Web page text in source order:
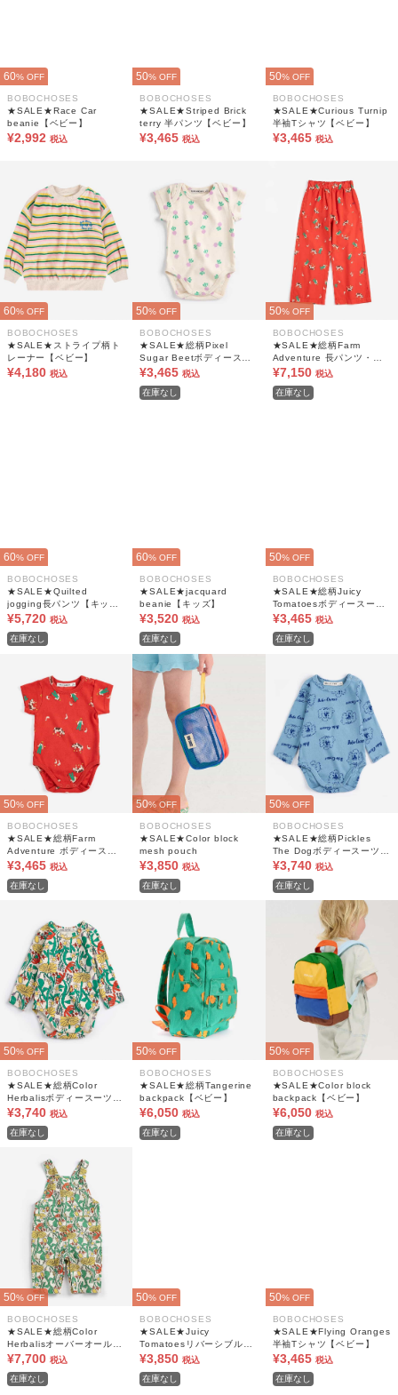
60% OFF
BOBOCHOSES
★SALE★Race Car
beanie【ベビー】
¥2,992 税込
50% OFF
BOBOCHOSES
★SALE★Striped Brick
terry 半パンツ【ベビー】
¥3,465 税込
50% OFF
BOBOCHOSES
★SALE★Curious Turnip
半袖Tシャツ【ベビー】
¥3,465 税込
60% OFF
BOBOCHOSES
★SALE★ストライプ柄ト
レーナー【ベビー】
¥4,180 税込
50% OFF
BOBOCHOSES
★SALE★総柄Pixel
Sugar Beetボディースー
ツ【ベビー】
¥3,465 税込
在庫なし
50% OFF
BOBOCHOSES
★SALE★総柄Farm
Adventure 長パンツ・布
帛【キッズ】
¥7,150 税込
在庫なし
60% OFF
BOBOCHOSES
★SALE★Quilted
jogging長パンツ【キッ
ズ】
¥5,720 税込
在庫なし
60% OFF
BOBOCHOSES
★SALE★jacquard
beanie【キッズ】
¥3,520 税込
在庫なし
50% OFF
BOBOCHOSES
★SALE★総柄Juicy
Tomatoesボディースーツ
【ベビー】
¥3,465 税込
在庫なし
50% OFF
BOBOCHOSES
★SALE★総柄Farm
Adventure ボディースー
ツ【ベビー】
¥3,465 税込
在庫なし
50% OFF
BOBOCHOSES
★SALE★Color block
mesh pouch
¥3,850 税込
在庫なし
50% OFF
BOBOCHOSES
★SALE★総柄Pickles
The Dogボディースーツ
【ベビー】
¥3,740 税込
在庫なし
50% OFF
BOBOCHOSES
★SALE★総柄Color
Herbalisボディースーツ
【ベビー】
¥3,740 税込
在庫なし
50% OFF
BOBOCHOSES
★SALE★総柄Tangerine
backpack【ベビー】
¥6,050 税込
在庫なし
50% OFF
BOBOCHOSES
★SALE★Color block
backpack【ベビー】
¥6,050 税込
在庫なし
50% OFF
BOBOCHOSES
★SALE★総柄Color
Herbalisオーバーオール
【ベビー】
¥7,700 税込
在庫なし
50% OFF
BOBOCHOSES
★SALE★Juicy
Tomatoesリバーシブルベ
ビー帽子【ベビー】
¥3,850 税込
在庫なし
50% OFF
BOBOCHOSES
★SALE★Flying Oranges
半袖Tシャツ【ベビー】
¥3,465 税込
在庫なし